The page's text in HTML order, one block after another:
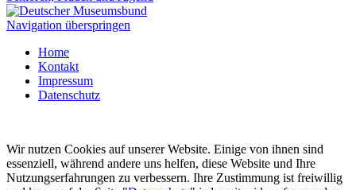
Navigation überspringen
Home
Kontakt
Impressum
Datenschutz
Wir nutzen Cookies auf unserer Website. Einige von ihnen sind
essenziell, während andere uns helfen, diese Website und Ihre
Nutzungserfahrungen zu verbessern. Ihre Zustimmung ist freiwillig